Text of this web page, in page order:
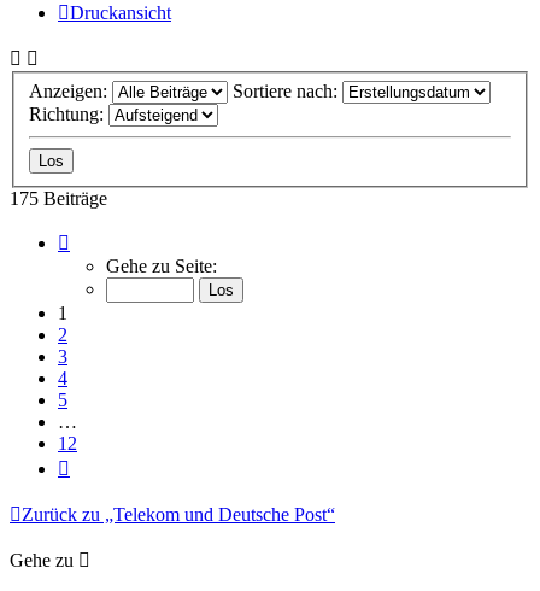
Druckansicht
Anzeigen:
Sortiere nach:
Richtung:
175 Beiträge
von
Gehe zu Seite:
1
2
3
4
5
…
12
Zurück zu „Telekom und Deutsche Post“
Gehe zu